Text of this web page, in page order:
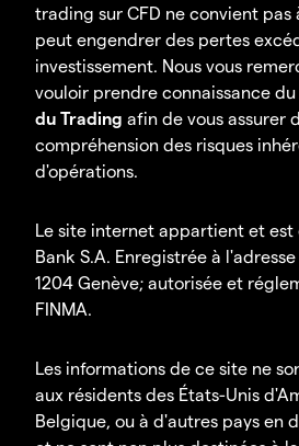
trading sur CFD ne convient pas
peut engendrer des pertes
investissement. Nous vous
vouloir prendre connaissance
du Trading afin de vous assurer
compréhension des risques
d'opérations.
Le site internet appartient et est
Bank S.A. Enregistrée à l'adresse
1204 Genève; autorisée et
FINMA.
Les informations de ce site ne
aux résidents des États-Unis
Belgique, ou à d'autres pays en